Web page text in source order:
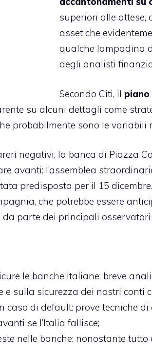
superiori alle
asset che
qualche lampadina
degli analisti
Secondo Citi, il
su alcuni dettagli come
probabilmente sono le variabili
negativi, la banca di Piazza
avanti: l’assemblea
predisposta per il 15
che potrebbe essere
parte dei principali
le banche italiane: breve
e sulla sicurezza dei nostri conti
caso di default: prove tecniche
se l’Italia fallisce;
nelle banche: nonostante tutto